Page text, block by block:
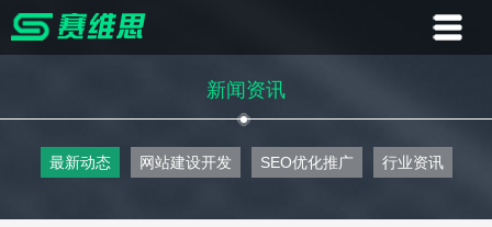
新闻资讯
最新动态 网站建设开发 SEO优化推广 行业资讯